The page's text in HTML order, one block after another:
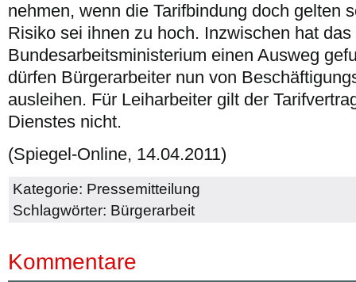
nehmen, wenn die Tarifbindung doch gelten
Risiko sei ihnen zu hoch. Inzwischen hat das
Bundesarbeitsministerium einen Ausweg
dürfen Bürgerarbeiter nun von
ausleihen. Für Leiharbeiter gilt der
Dienstes nicht.
(Spiegel-Online, 14.04.2011)
Kategorie: Pressemitteilung
Schlagwörter: Bürgerarbeit
Kommentare